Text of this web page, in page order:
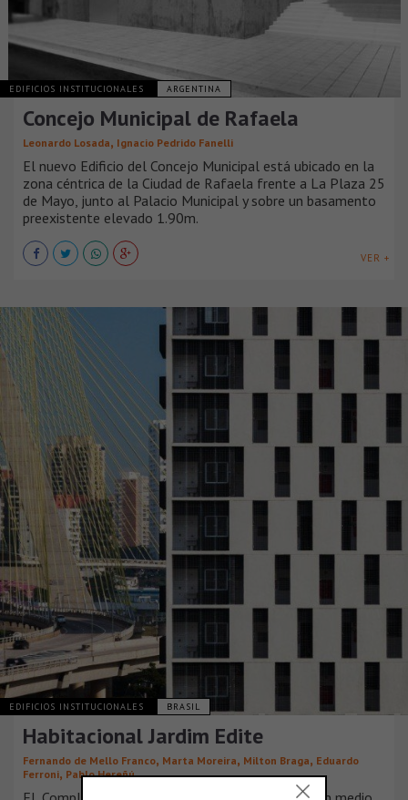
EDIFICIOS INSTITUCIONALES ARGENTINA
Concejo Municipal de Rafaela
Leonardo Losada, Ignacio Pedrido Fanelli
El nuevo Edificio del Concejo Municipal está ubicado en la
zona céntrica de la Ciudad de Rafaela frente a La Plaza 25
de Mayo, junto al Palacio Municipal y sobre un basamento
preexistente elevado 1.90m.
VER +
EDIFICIOS INSTITUCIONALES BRASIL
Habitacional Jardim Edite
Fernando de Mello Franco, Marta Moreira, Milton Braga, Eduardo
Ferroni, Pablo Hereñú